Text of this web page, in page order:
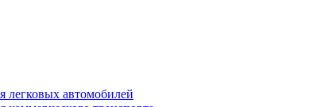
легковых автомобилей